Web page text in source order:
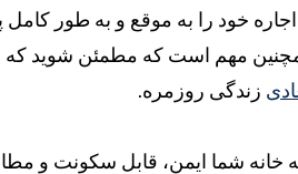
خود را به موقع و به طور
مهم است که مطمئن شوید که
زندگی روزمره.
خانه شما ایمن، قابل سکونت و